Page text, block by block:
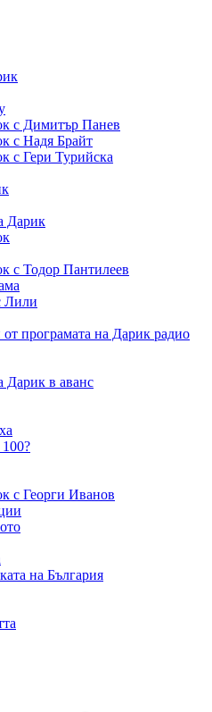
с Димитър Панев
с Надя Брайт
с Гери Турийска
Дарик
с Тодор Пантилеев
Лили
програмата на Дарик радио
Дарик в аванс
с Георги Иванов
на България